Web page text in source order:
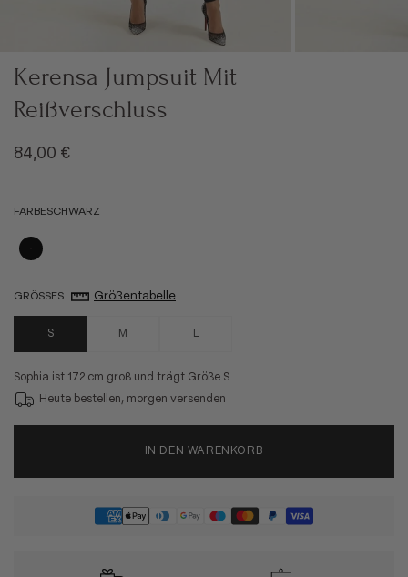
Kerensa Jumpsuit Mit
Reißverschluss
Angebot
84,00 €
FARBESCHWARZ
Schwarz
GRÖSSES Größentabelle
S M
Sophia ist 172 cm groß und trägt Größe S
Heute bestellen, morgen versenden
IN DEN WARENKORB